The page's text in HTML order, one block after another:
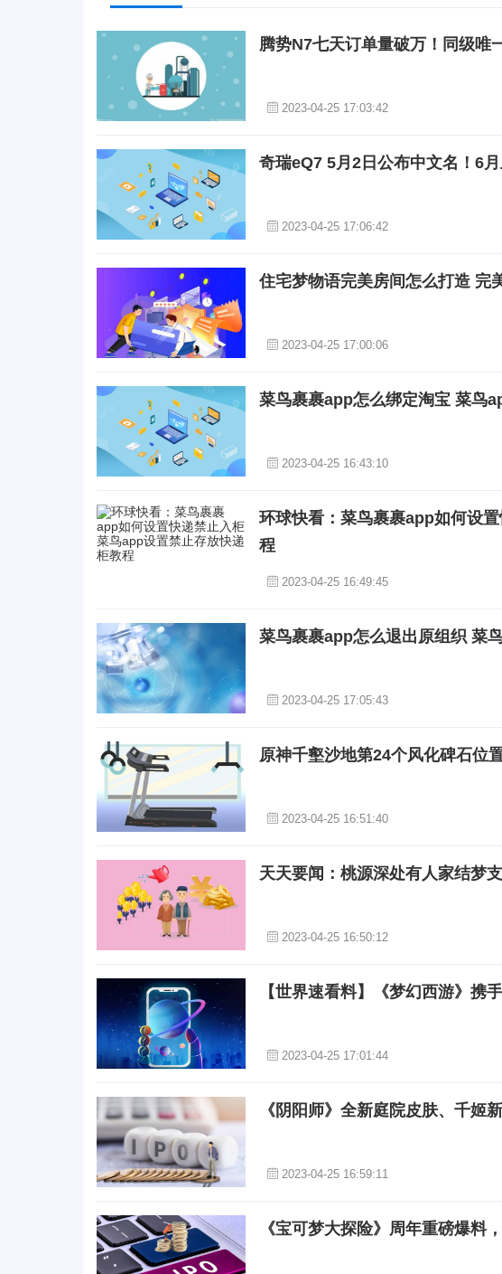
腾势N7七天订单量破万！同级唯
2023-04-25 17:03:42
奇瑞eQ7 5月2日公布中文名！6
2023-04-25 17:06:42
住宅梦物语完美房间怎么打造 完
2023-04-25 17:00:06
菜鸟裹裹app怎么绑定淘宝 菜鸟
2023-04-25 16:43:10
环球快看：菜鸟裹裹app如何设
程
2023-04-25 16:49:45
菜鸟裹裹app怎么退出原组织 菜
2023-04-25 17:05:43
原神千壑沙地第24个风化碑石位
2023-04-25 16:51:40
天天要闻：桃源深处有人家结梦
2023-04-25 16:50:12
【世界速看料】《梦幻西游》携
2023-04-25 17:01:44
《阴阳师》全新庭院皮肤、千姬
2023-04-25 16:59:11
《宝可梦大探险》周年重磅爆料